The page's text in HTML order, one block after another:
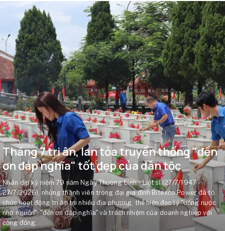
Tháng 7 tri ân, lan tỏa truyền thống "đền
ơn đáp nghĩa" tốt đẹp của dân tộc
Nhân dịp kỷ niệm 79 năm Ngày Thương binh - Liệt sĩ (27/7/1947 -
27/7/2026), những thành viên trong đại gia đình Bitexco Power đã tổ
chức hoạt động tri ân tại nhiều địa phương, thể hiện đạo lý "uống nước
nhớ nguồn", "đền ơn đáp nghĩa" và trách nhiệm của doanh nghiệp với
cộng đồng.